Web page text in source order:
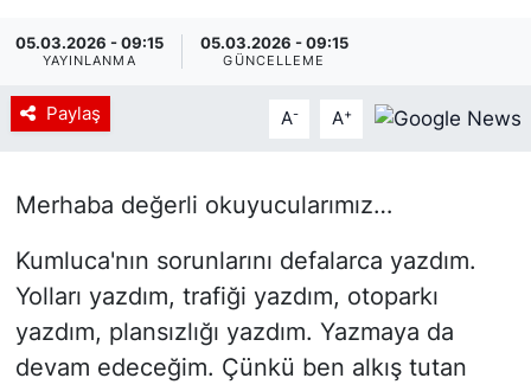
05.03.2026 - 09:15
YAYINLANMA
05.03.2026 - 09:15
GÜNCELLEME
Paylaş A- A+
Merhaba değerli okuyucularımız…
Kumluca'nın sorunlarını defalarca yazdım.
Yolları yazdım, trafiği yazdım, otoparkı
yazdım, plansızlığı yazdım. Yazmaya da
devam edeceğim. Çünkü ben alkış tutan